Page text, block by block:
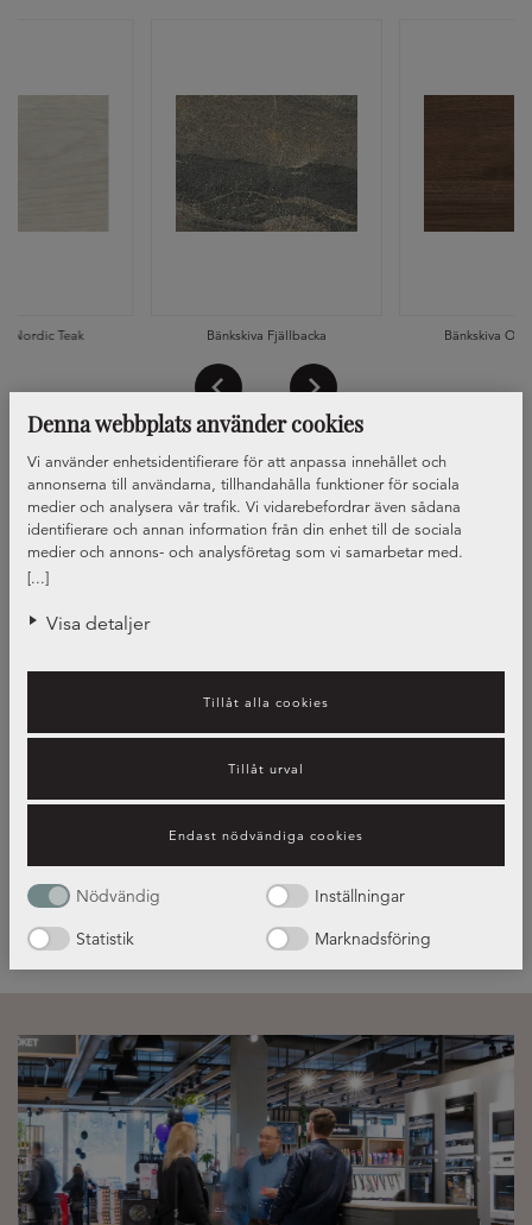
Denna webbplats använder cookies
[...]
Vi använder enhetsidentifierare för att anpassa innehållet och
annonserna till användarna, tillhandahålla funktioner för sociala
medier och analysera vår trafik. Vi vidarebefordrar även sådana
identifierare och annan information från din enhet till de sociala
medier och annons- och analysföretag som vi samarbetar med.
Dessa kan i sin tur kombinera informationen med annan information
använt deras tjänster.
Visa detaljer
Tillåt alla cookies
Tillåt urval
Endast nödvändiga cookies
Nödvändig
Inställningar
Statistik
Marknadsföring
Nordic Teak Bänkskiva Fjällbacka Bänkskiva
egenskaper